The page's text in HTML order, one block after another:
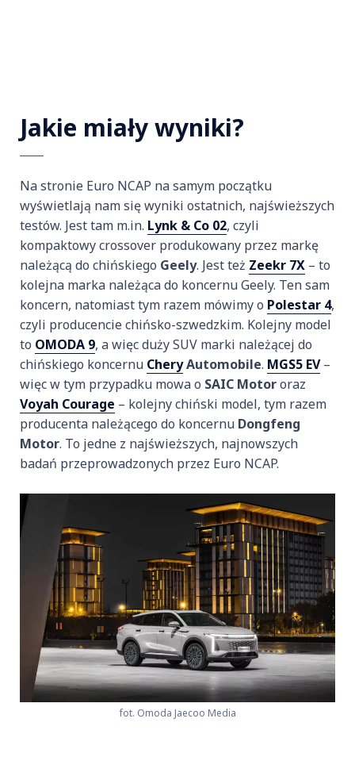
Jakie miały wyniki?
Na stronie Euro NCAP na samym początku
wyświetlają nam się wyniki ostatnich, najświeższych
testów. Jest tam m.in. Lynk & Co 02, czyli
kompaktowy crossover produkowany przez markę
należącą do chińskiego Geely. Jest też Zeekr 7X – to
kolejna marka należąca do koncernu Geely. Ten sam
koncern, natomiast tym razem mówimy o Polestar 4,
czyli producencie chińsko-szwedzkim. Kolejny model
to OMODA 9, a więc duży SUV marki należącej do
chińskiego koncernu CheryAutomobile. MGS5 EV–
więc w tym przypadku mowa o SAIC Motororaz
Voyah Courage – kolejny chiński model, tym razem
producenta należącego do koncernu Dongfeng
Motor. To jedne z najświeższych, najnowszych
badań przeprowadzonych przez Euro NCAP.
fot. Omoda Jaecoo Media